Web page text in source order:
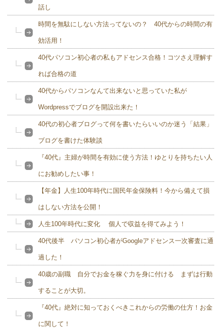
話し
時間を無駄にしない方法ってないの？ 40代からの時間の有
効活用！
40代パソコン初心者の私もアドセンス合格！コツさえ理解す
れば合格の道
40代からパソコンなんて出来ないと思っていた私が
Wordpressでブログを開設出来た！
40代の初心者ブログって何を書いたらいいのか迷う「結果」
ブログを書けた体験談
『40代』主婦が時間を有効に使う方法！ゆとりを持ちたい人
にお勧めしたい事！
【年金】人生100年時代に国民年金保険料！今から備えて損
はしない方法を公開！
人生100年時代に変化 個人で収益を得てみよう！
40代後半 パソコン初心者がGoogleアドセンス一次審査に通
過した！
40歳の副職 自分でお金を稼ぐ力を身に付ける まずは行動
することが大切。
『40代』絶対に知っておくべきこれからの労働の仕方！お金
に関して！